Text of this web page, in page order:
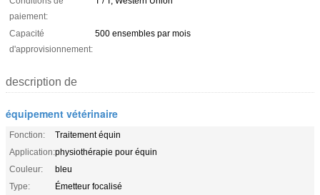
paiement:
Capacité
d'approvisionnement:
500 ensembles par mois
description de
équipement vétérinaire
Fonction:
Traitement équin
Application:physiothérapie pour équin
Couleur:
bleu
Type:
Émetteur focalisé